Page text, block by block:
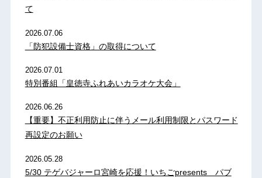
て
2026.07.06
「防犯設備士資格」の取得について
2026.07.01
特別番組「皇徳寺ふれあいカラオケ大会」
2026.06.26
【重要】不正利用防止に伴うメール利用制限とパスワード
再設定のお願い
2026.05.28
5/30 テゲバジャーロ宮崎を応援！いちごpresents パブ